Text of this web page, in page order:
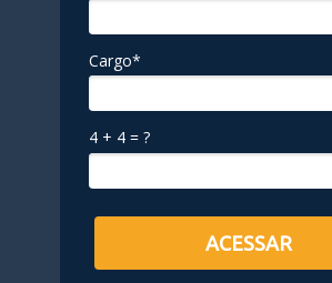
Cargo*
4 + 4 = ?
ACESSAR